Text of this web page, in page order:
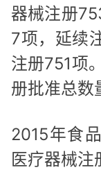
器械注册
7项，延续
注册751项
册批准总数
2015年食
医疗器械注